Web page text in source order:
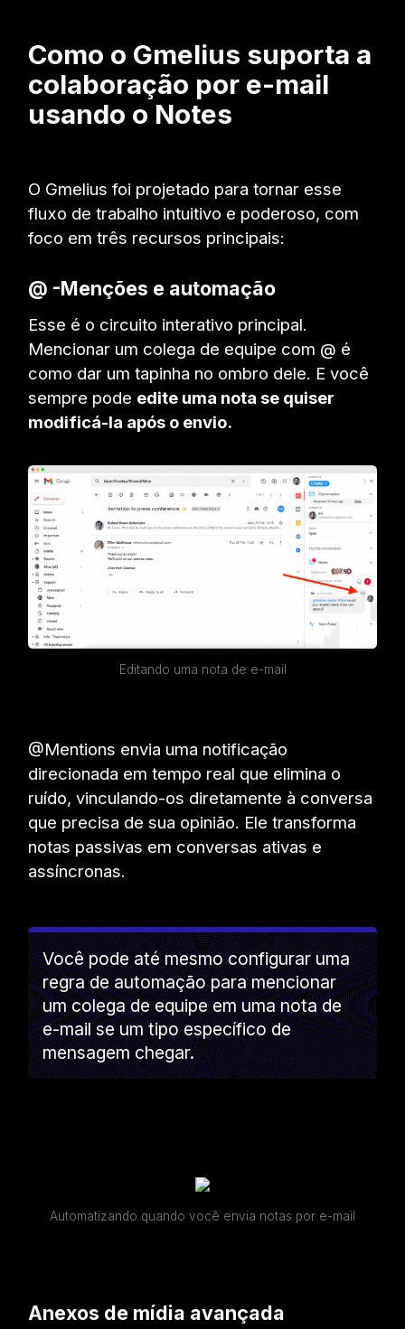
Como o Gmelius suporta a
colaboração por e-mail
usando o Notes
O Gmelius foi projetado para tornar esse
fluxo de trabalho intuitivo e poderoso, com
foco em três recursos principais:
@ -Menções e automação
Esse é o circuito interativo principal.
Mencionar um colega de equipe com @ é
como dar um tapinha no ombro dele. E você
sempre pode edite uma nota se quiser
modificá-la após o envio.
Editando uma nota de e-mail
@Mentions envia uma notificação
direcionada em tempo real que elimina o
ruído, vinculando-os diretamente à conversa
que precisa de sua opinião. Ele transforma
notas passivas em conversas ativas e
assíncronas.
Você pode até mesmo configurar uma
regra de automação para mencionar
um colega de equipe em uma nota de
e-mail se um tipo específico de
mensagem chegar.
Automatizando quando você envia notas por e-mail
Anexos de mídia avançada